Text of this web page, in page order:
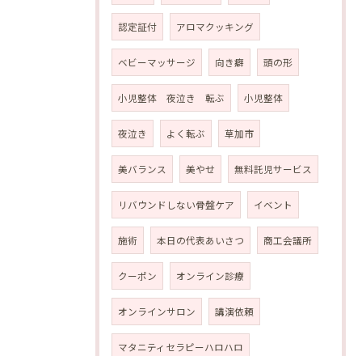
認定証付 アロマクッキング
ベビーマッサージ 向き癖 頭の形
小児整体 夜泣き 転ぶ 小児整体
夜泣き よく転ぶ 草加市
美バランス 美やせ 無料託児サービス
リバウンドしない骨盤ケア イベント
施術 本日の代表あいさつ 商工会議所
クーポン オンライン診療
オンラインサロン 講演依頼
マタニティセラピーハロハロ